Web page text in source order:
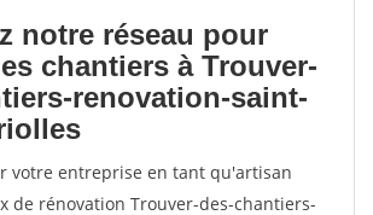
notre réseau pour
chantiers à Trouver-
renovation-saint-
votre entreprise en tant qu'artisan
de rénovation Trouver-des-chantiers-